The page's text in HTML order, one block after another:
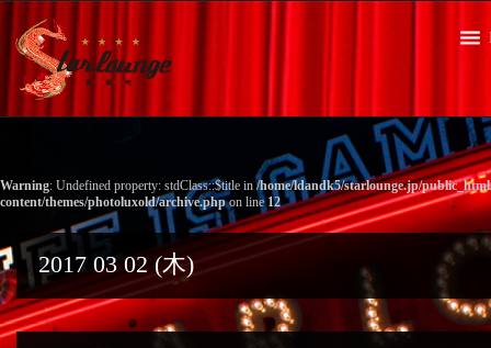
Warning: Undefined property: stdClass::$title in/home/ldandk5/starlounge.jp/
content/themes/photoluxold/archive.phpon line12
2017 03 02 (木)